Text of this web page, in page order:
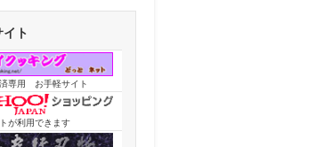
イト
済専用 お手軽サイト
が利用できます